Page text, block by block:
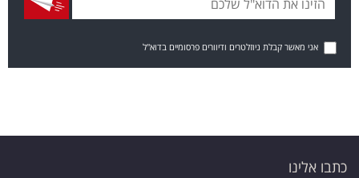
אני מאשר קבלת ניוזלטרים ודיוורים פרסומיים בדוא"ל
כתבו אלינו